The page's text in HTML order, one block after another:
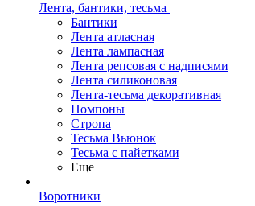
Лента, бантики, тесьма
Бантики
Лента атласная
Лента лампасная
Лента репсовая с надписями
Лента силиконовая
Лента-тесьма декоративная
Помпоны
Стропа
Тесьма Вьюнок
Тесьма с пайетками
Еще
Воротники